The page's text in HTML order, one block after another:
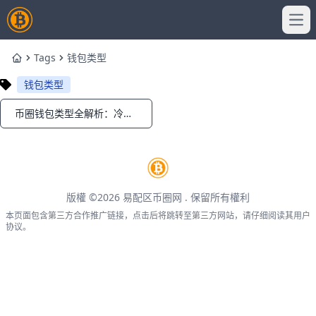
HomeTags
钱包类型
钱包类型
Notifications 币圈钱包类型全解析：冷热钱包优缺点
版權 ©2026 易配区币圈网 . 保留所有權利
本页面包含第三方合作推广链接，点击后将跳转至第三方网站，请仔细阅读其用户
协议。